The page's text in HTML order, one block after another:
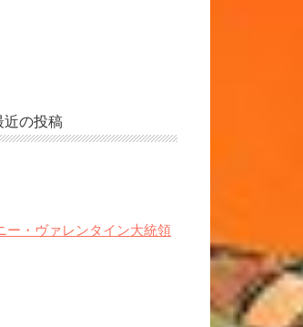
近の投稿
ー・ヴァレンタイン大統領